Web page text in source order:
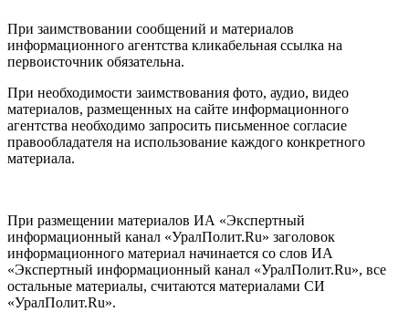
При заимствовании сообщений и материалов
информационного агентства кликабельная ссылка на
первоисточник обязательна.
При необходимости заимствования фото, аудио, видео
материалов, размещенных на сайте информационного
агентства необходимо запросить письменное согласие
правообладателя на использование каждого конкретного
материала.
При размещении материалов ИА «Экспертный
информационный канал «УралПолит.Ru» заголовок
информационного материал начинается со слов ИА
«Экспертный информационный канал «УралПолит.Ru», все
остальные материалы, считаются материалами СИ
«УралПолит.Ru».